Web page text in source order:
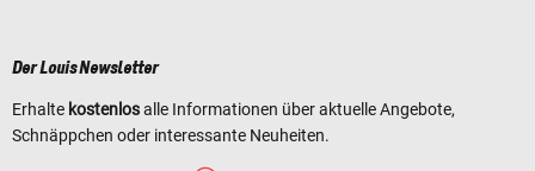
Der Louis Newsletter
Erhalte kostenlosalle Informationen über aktuelle Angebote,
Schnäppchen oder interessante Neuheiten.